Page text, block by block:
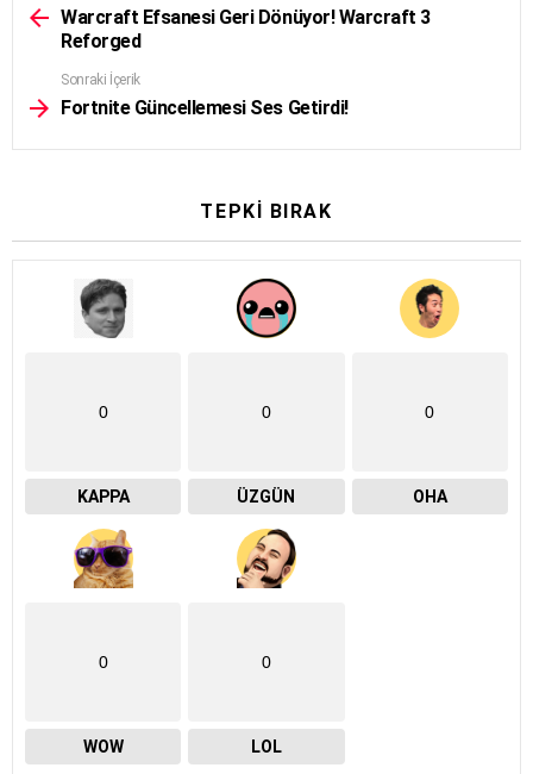
moreWarcraft Efsanesi Geri Dönüyor! Warcraft 3
Reforged
Sonraki İçerik
Fortnite Güncellemesi Ses Getirdi!
TEPKI BIRAK
0
KAPPA
0
ÜZGÜN
0
OHA
0
WOW
0
LOL